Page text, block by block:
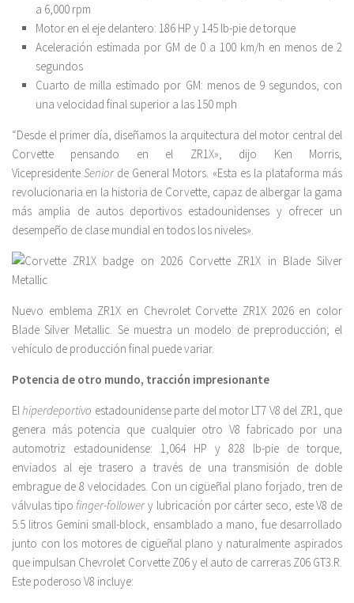
a 6,000 rpm
Motor en el eje delantero: 186 HP y 145 lb-pie de torque
Aceleración estimada por GM de 0 a 100 km/h en menos de 2
segundos
Cuarto de milla estimado por GM: menos de 9 segundos, con
una velocidad final superior a las 150 mph
“Desde el primer día, diseñamos la arquitectura del motor central del
Corvette pensando en el ZR1X», dijo Ken Morris,
VicepresidenteSenior de General Motors. «Esta es la plataforma más
revolucionaria en la historia de Corvette, capaz de albergar la gama
más amplia de autos deportivos estadounidenses y ofrecer un
desempeño de clase mundial en todos los niveles».
Nuevo emblema ZR1X en Chevrolet Corvette ZR1X 2026 en color
Blade Silver Metallic. Se muestra un modelo de preproducción; el
vehículo de producción final puede variar.
Potencia de otro mundo, tracción impresionante
El hiperdeportivo estadounidense parte del motor LT7 V8 del ZR1, que
genera más potencia que cualquier otro V8 fabricado por una
automotriz estadounidense: 1,064 HP y 828 lb-pie de torque,
enviados al eje trasero a través de una transmisión de doble
embrague de 8 velocidades. Con un cigüeñal plano forjado, tren de
válvulas tipo finger-follower y lubricación por cárter seco, este V8 de
5.5 litros Gemini small-block, ensamblado a mano, fue desarrollado
junto con los motores de cigüeñal plano y naturalmente aspirados
que impulsan Chevrolet Corvette Z06 y el auto de carreras Z06 GT3.R.
Este poderoso V8 incluye: